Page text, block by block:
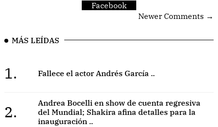
Facebook
Newer Comments →
MÁS LEÍDAS
1. Fallece el actor Andrés García ..
2.
Andrea Bocelli en show de cuenta regresiva
del Mundial; Shakira afina detalles para la
inauguración ..